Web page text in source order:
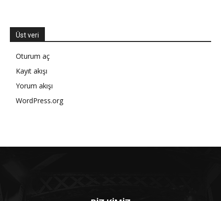
Üst veri
Oturum aç
Kayıt akışı
Yorum akışı
WordPress.org